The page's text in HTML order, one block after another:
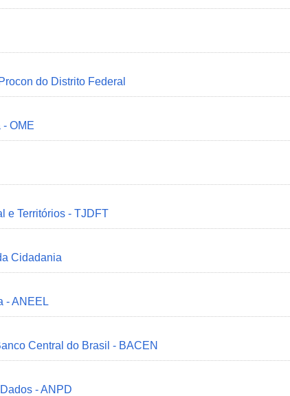
do Distrito Federal
OME
e Territórios - TJDFT
Cidadania
- ANEEL
Central do Brasil - BACEN
- ANPD